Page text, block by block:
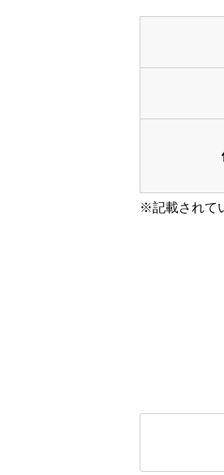
※記載されて